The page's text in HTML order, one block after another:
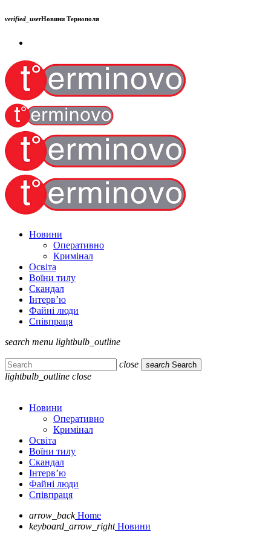
verified_userНовини Тернополя
Новини
Оперативно
Кримінал
Освіта
Воїни тилу
Скандал
Інтерв’ю
Файні люди
Співпраця
search menu lightbulb_outline
close search Search
lightbulb_outline close
Новини
Оперативно
Кримінал
Освіта
Воїни тилу
Скандал
Інтерв’ю
Файні люди
Співпраця
arrow_back Home
keyboard_arrow_right Новини